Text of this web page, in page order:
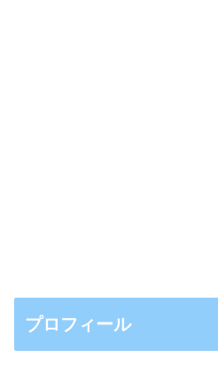
プロフィール